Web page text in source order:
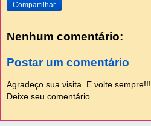
Compartilhar
Nenhum comentário:
Postar um comentário
Agradeço sua visita. E volte sempre!!!
Deixe seu comentário.